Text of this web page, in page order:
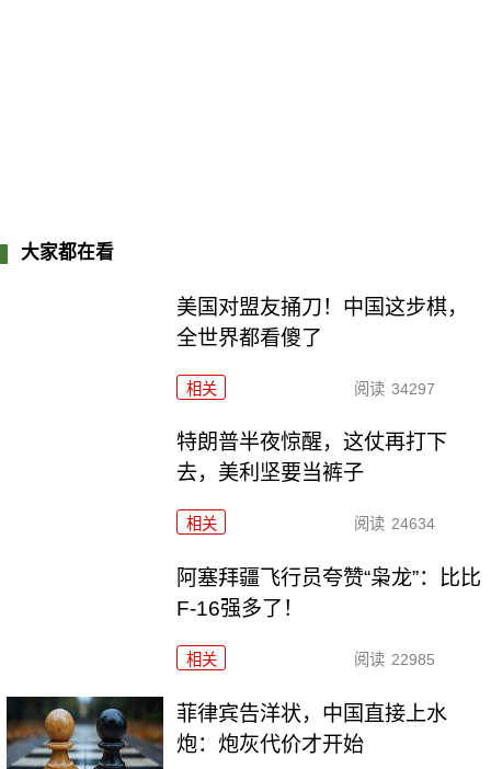
大家都在看
美国对盟友捅刀！中国这步棋，
全世界都看傻了
相关 阅读 34297
特朗普半夜惊醒，这仗再打下
去，美利坚要当裤子
相关 阅读 24634
阿塞拜疆飞行员夸赞“枭龙”：比比
F-16强多了！
相关 阅读 22985
菲律宾告洋状，中国直接上水
炮：炮灰代价才开始